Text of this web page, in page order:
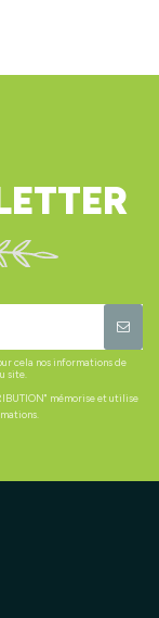
cela nos informations de
site.
mémorise et utilise